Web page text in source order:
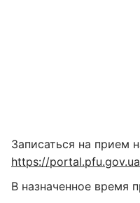
Записаться на прием
https://
В назначенное время